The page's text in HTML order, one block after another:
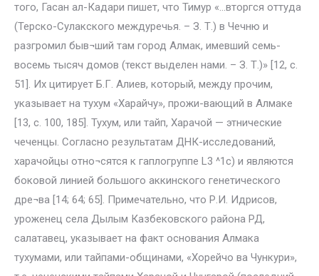
того, Гасан ал-Кадари пишет, что Тимур «…вторгся оттуда
(Терско-Сулакского междуречья. – З. Т.) в Чечню и
разгромил быв¬ший там город Алмак, имевший семь-
восемь тысяч домов (текст выделен нами. – З. Т.)» [12, с.
51]. Их цитирует Б.Г. Алиев, который, между прочим,
указывает на тухум «Харайчу», прожи-вающий в Алмаке
[13, c. 100, 185]. Тухум, или тайп, Харачой — этнические
чеченцы. Согласно результатам ДНК-исследований,
харачойцы отно¬сятся к гаплогруппе L3 ^1с) и являются
боковой линией большого аккинского генетического
дре¬ва [14; 64; 65]. Примечательно, что Р.И. Идрисов,
уроженец села Дылым Казбековского района РД,
салатавец, указывает на факт основания Алмака
тухумами, или тайпами-общинами, «Хорейчо ва Чункури»,